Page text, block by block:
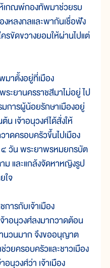
เกณพ์กองทัพมาช่วยรบ
งหลงกลและพากันเชื่อฟัง
รขัดขวางยอมให้ผ่านไปแต่
าตั้งอยู่ที่เมือง
ระยานครราชสีมาไม่อยู่ ไป
การผู้น้อยรักษาเมืองอยู่
น เจ้าอนุวงศ์ได้สั่งให้
ดครอบครัวขึ้นไปเมือง
๔ วัน พระยาพรหมยกรบัต
และแกล้งจัดหาหญิงรูป
ใจ
รกับเจ้าเมือง
าอนุวงศ์ลงมากวาดต้อน
ำนวนมาก จึงขออนุญาต
วยครอบครัวและชาวเมือง
อนุวงศ์ว่า เจ้าเมือง